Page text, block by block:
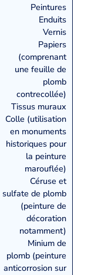
Peintures
Enduits
Vernis
Papiers
(comprenant
une feuille de
plomb
contrecollée)
Tissus muraux
Colle (utilisation
en monuments
historiques pour
la peinture
marouflée)
Céruse et
sulfate de plomb
(peinture de
décoration
notamment)
Minium de
plomb (peinture
anticorrosion sur